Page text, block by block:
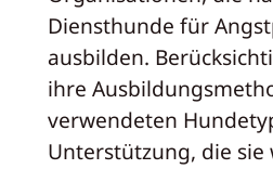
Diensthunde für
ausbilden.
ihre
verwendeten
Unterstützung, die sie